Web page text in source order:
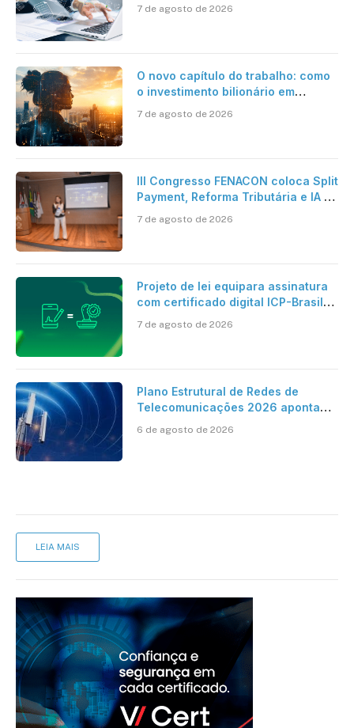
7 de agosto de 2026
O novo capítulo do trabalho: como
o investimento bilionário em
verdadeira era da inteligência
7 de agosto de 2026
III Congresso FENACON coloca Split
Payment, Reforma Tributária e IA no
7 de agosto de 2026
Projeto de lei equipara assinatura
com certificado digital ICP-Brasil
cartório
7 de agosto de 2026
Plano Estrutural de Redes de
Telecomunicações 2026 aponta
mantém desafio
6 de agosto de 2026
LEIA MAIS